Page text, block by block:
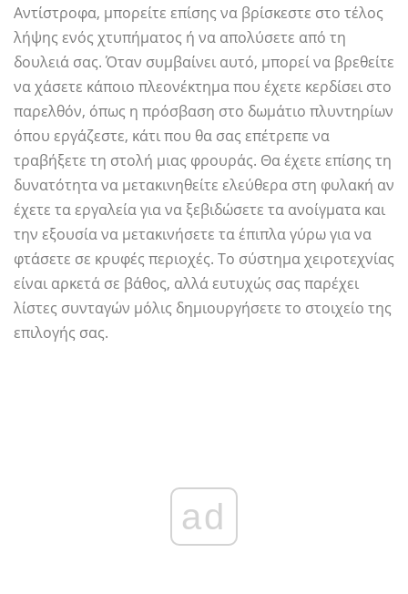
Αντίστροφα, μπορείτε επίσης να βρίσκεστε στο τέλος
λήψης ενός χτυπήματος ή να απολύσετε από τη
δουλειά σας. Όταν συμβαίνει αυτό, μπορεί να βρεθείτε
να χάσετε κάποιο πλεονέκτημα που έχετε κερδίσει στο
παρελθόν, όπως η πρόσβαση στο δωμάτιο πλυντηρίων
όπου εργάζεστε, κάτι που θα σας επέτρεπε να
τραβήξετε τη στολή μιας φρουράς. Θα έχετε επίσης τη
δυνατότητα να μετακινηθείτε ελεύθερα στη φυλακή αν
έχετε τα εργαλεία για να ξεβιδώσετε τα ανοίγματα και
την εξουσία να μετακινήσετε τα έπιπλα γύρω για να
φτάσετε σε κρυφές περιοχές. Το σύστημα χειροτεχνίας
είναι αρκετά σε βάθος, αλλά ευτυχώς σας παρέχει
λίστες συνταγών μόλις δημιουργήσετε το στοιχείο της
επιλογής σας.
ad